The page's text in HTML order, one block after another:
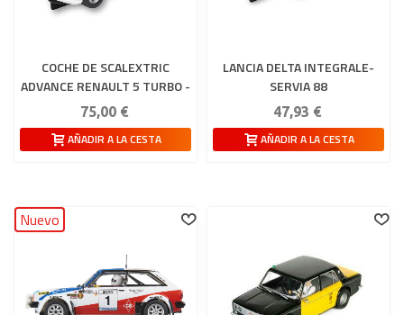
COCHE DE SCALEXTRIC
ADVANCE RENAULT 5 TURBO -
TOUR DE CORSE '84
75,00 €
AÑADIR A LA CESTA
LANCIA DELTA INTEGRALE-
SERVIA 88
47,93 €
AÑADIR A LA CESTA
Nuevo